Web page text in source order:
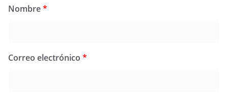
Nombre*
Correo electrónico *